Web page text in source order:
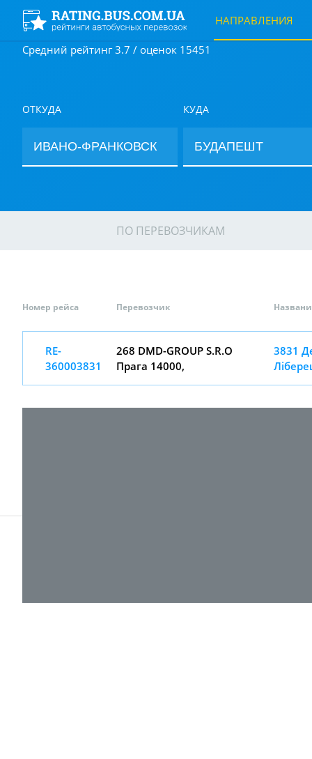
НАПРАВЛЕНИЯ
Средний рейтинг 3.7 / оценок 15451
ОТКУДА КУДА
ПО ПЕРЕВОЗЧИКАМ
Номер рейса Перевозчик
RE-
360003831
268 DMD-GROUP S.R.O
Прага 14000,
3831